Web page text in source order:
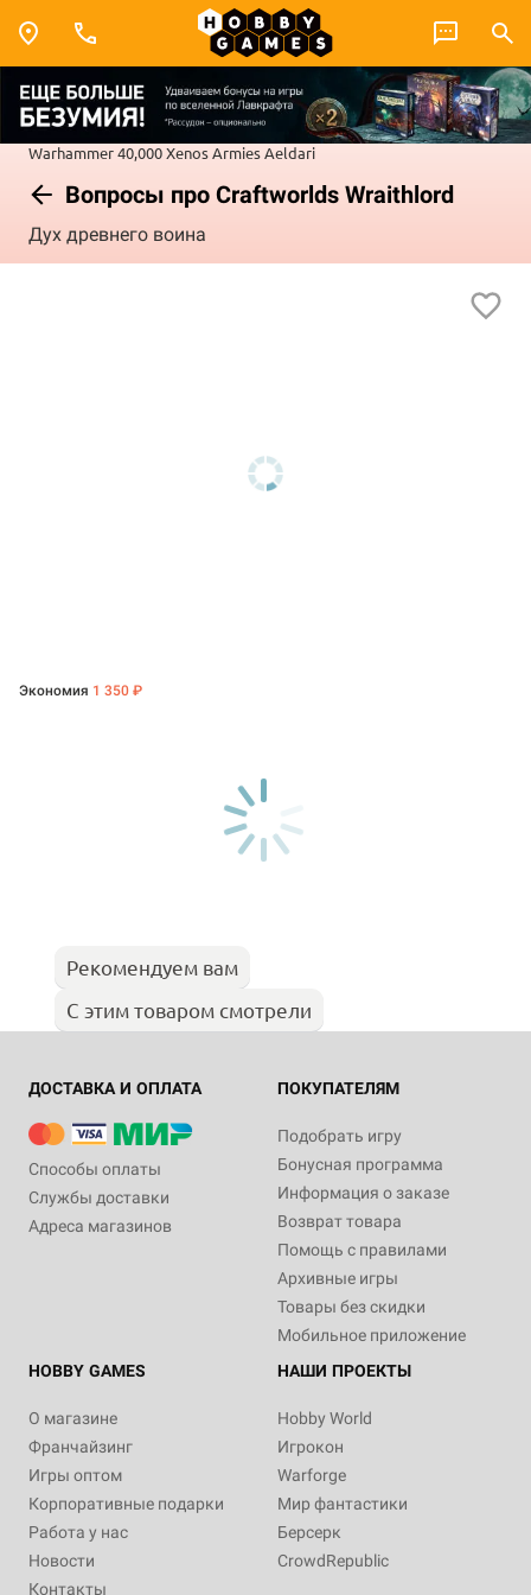
Warhammer 40,000Xenos ArmiesAeldari
Вопросы про Craftworlds Wraithlord
Дух древнего воина
Экономия 1 350 ₽
Рекомендуем вам
С этим товаром смотрели
ДОСТАВКА И ОПЛАТА
Способы оплаты
Службы доставки
Адреса магазинов
ПОКУПАТЕЛЯМ
Подобрать игру
Бонусная программа
Информация о заказе
Возврат товара
Помощь с правилами
Архивные игры
Товары без скидки
Мобильное приложение
HOBBY GAMES
О магазине
Франчайзинг
Игры оптом
Корпоративные подарки
Работа у нас
Новости
Контакты
НАШИ ПРОЕКТЫ
Hobby World
Игрокон
Warforge
Мир фантастики
Берсерк
CrowdRepublic